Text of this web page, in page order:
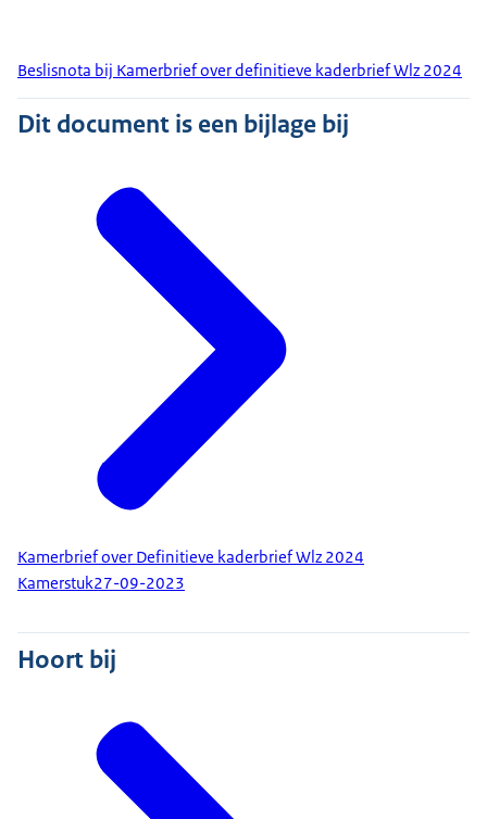
Beslisnota bij Kamerbrief over definitieve kaderbrief Wlz 2024
Dit document is een bijlage bij
Kamerbrief over Definitieve kaderbrief Wlz 2024
Kamerstuk27-09-2023
Hoort bij